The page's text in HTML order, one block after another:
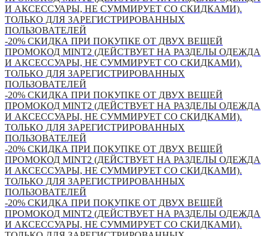
И АКСЕССУАРЫ, НЕ СУММИРУЕТ СО СКИДКАМИ).
ТОЛЬКО ДЛЯ ЗАРЕГИСТРИРОВАННЫХ
ПОЛЬЗОВАТЕЛЕЙ
-20% СКИДКА ПРИ ПОКУПКЕ ОТ ДВУХ ВЕЩЕЙ
ПРОМОКОД MINT2 (ДЕЙСТВУЕТ НА РАЗДЕЛЫ ОДЕЖДА
И АКСЕССУАРЫ, НЕ СУММИРУЕТ СО СКИДКАМИ).
ТОЛЬКО ДЛЯ ЗАРЕГИСТРИРОВАННЫХ
ПОЛЬЗОВАТЕЛЕЙ
-20% СКИДКА ПРИ ПОКУПКЕ ОТ ДВУХ ВЕЩЕЙ
ПРОМОКОД MINT2 (ДЕЙСТВУЕТ НА РАЗДЕЛЫ ОДЕЖДА
И АКСЕССУАРЫ, НЕ СУММИРУЕТ СО СКИДКАМИ).
ТОЛЬКО ДЛЯ ЗАРЕГИСТРИРОВАННЫХ
ПОЛЬЗОВАТЕЛЕЙ
-20% СКИДКА ПРИ ПОКУПКЕ ОТ ДВУХ ВЕЩЕЙ
ПРОМОКОД MINT2 (ДЕЙСТВУЕТ НА РАЗДЕЛЫ ОДЕЖДА
И АКСЕССУАРЫ, НЕ СУММИРУЕТ СО СКИДКАМИ).
ТОЛЬКО ДЛЯ ЗАРЕГИСТРИРОВАННЫХ
ПОЛЬЗОВАТЕЛЕЙ
-20% СКИДКА ПРИ ПОКУПКЕ ОТ ДВУХ ВЕЩЕЙ
ПРОМОКОД MINT2 (ДЕЙСТВУЕТ НА РАЗДЕЛЫ ОДЕЖДА
И АКСЕССУАРЫ, НЕ СУММИРУЕТ СО СКИДКАМИ).